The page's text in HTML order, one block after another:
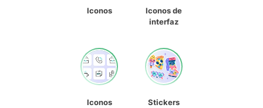
Iconos
Iconos de
interfaz
Iconos
Stickers